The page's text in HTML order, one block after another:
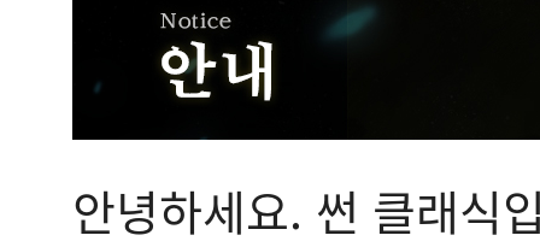
안녕하세요. 썬 클래식